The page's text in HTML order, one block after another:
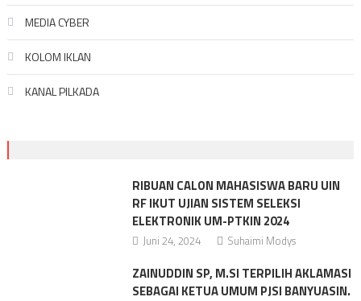
MEDIA CYBER
KOLOM IKLAN
KANAL PILKADA
RIBUAN CALON MAHASISWA BARU UIN
RF IKUT UJIAN SISTEM SELEKSI
ELEKTRONIK UM-PTKIN 2024
Juni 24, 2024 Suhaimi Modys
ZAINUDDIN SP, M.SI TERPILIH AKLAMASI
SEBAGAI KETUA UMUM PJSI BANYUASIN.